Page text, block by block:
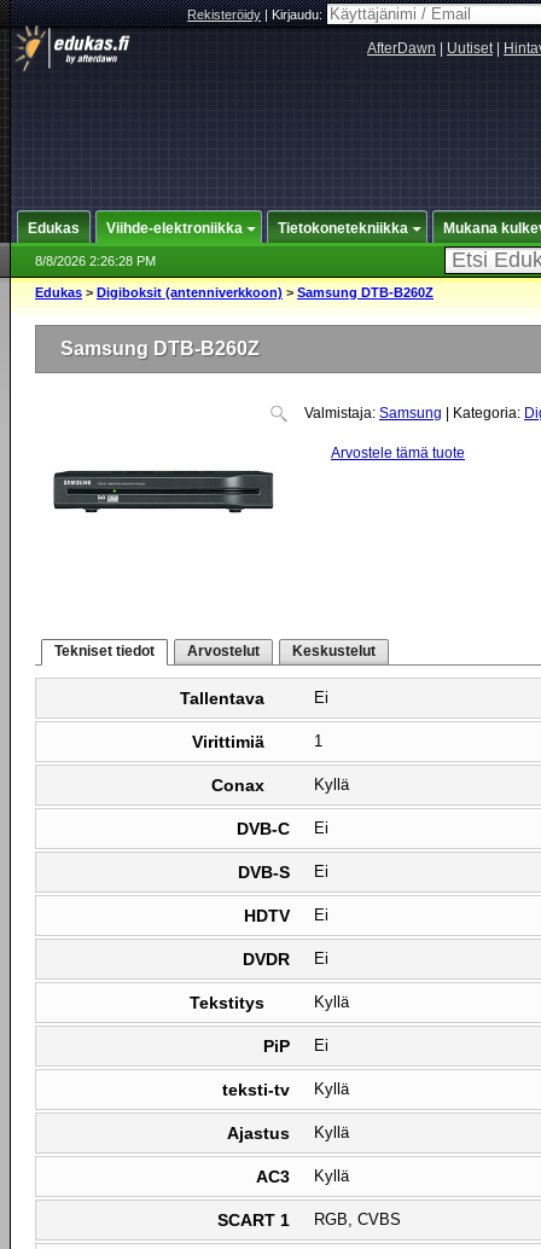
Rekisteröidy|Kirjaudu:
AfterDawn Uutiset|
Edukas Viihde-elektroniikka Tietokonetekniikka Mukana
8/8/2026 2:26:28 PM
Edukas > Digiboksit (antenniverkkoon) > Samsung DTB-B260Z
Samsung DTB-B260Z
Valmistaja: Samsung | Kategoria:
Arvostele tämä tuote
Tekniset tiedot Arvostelut Keskustelut
Tallentava Ei
Virittimiä 1
Conax Kyllä
DVB-C Ei
DVB-S Ei
HDTV Ei
DVDR Ei
Tekstitys Kyllä
PiP Ei
teksti-tv Kyllä
Ajastus Kyllä
AC3 Kyllä
SCART 1 RGB, CVBS